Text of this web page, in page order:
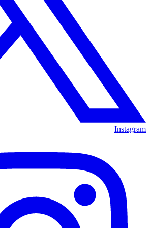
Instagram